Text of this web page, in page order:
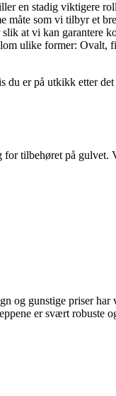
en stadig viktigere
måte som vi tilbyr et
at vi kan garantere
ulike former:
du er på utkikk etter
tilbehøret på
og gunstige priser
er svært robuste